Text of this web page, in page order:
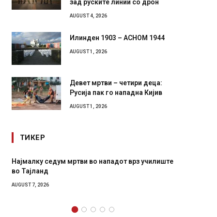
зад руските линии со дрон
AUGUST 4, 2026
Илинден 1903 – АСНОМ 1944
AUGUST 1, 2026
Девет мртви – четири деца:
Русија пак го нападна Кијив
AUGUST 1, 2026
ТИКЕР
мртви во нападот врз училиште
СОЗИС: Украинците